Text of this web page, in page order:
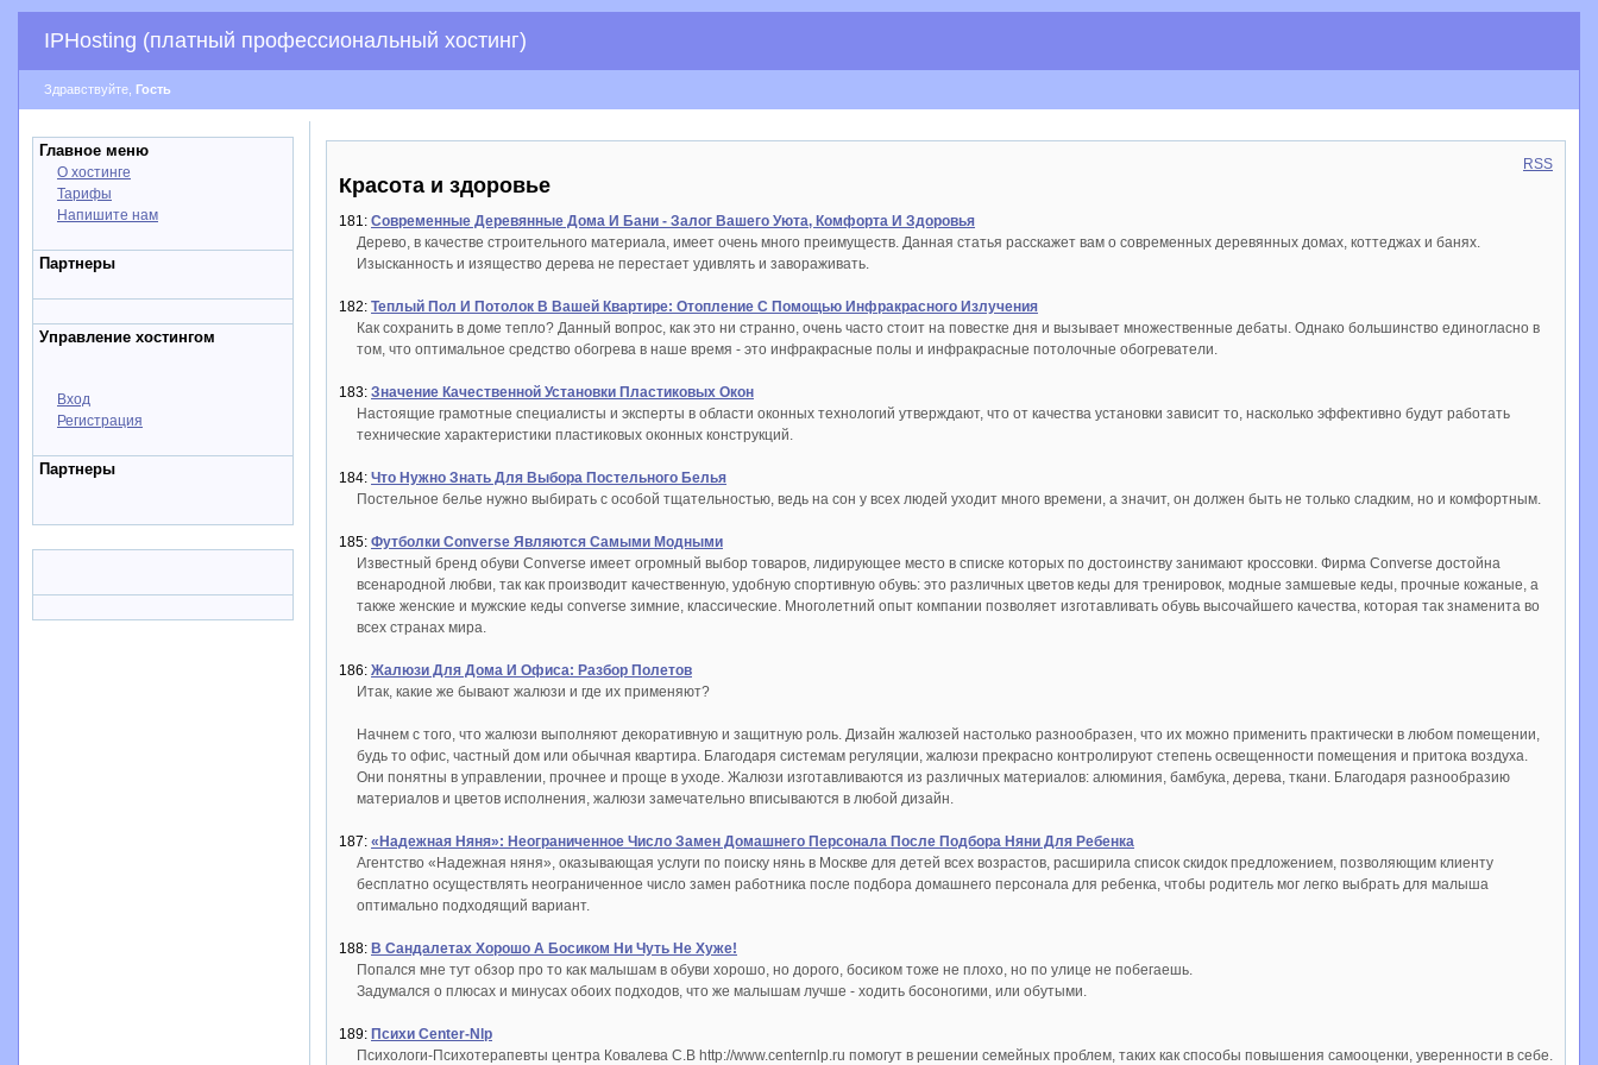
IPHosting (платный профессиональный хостинг)
Здравствуйте, Гость
Главное меню
О хостинге
Тарифы
Напишите нам
Партнеры
Управление хостингом
Вход
Регистрация
Партнеры
RSS
Красота и здоровье
181: Современные Деревянные Дома И Бани - Залог Вашего Уюта, Комфорта И Здоровья
Дерево, в качестве строительного материала, имеет очень много преимуществ. Данная статья расскажет вам о современных деревянных домах, коттеджах и банях.
Изысканность и изящество дерева не перестает удивлять и завораживать.
182: Теплый Пол И Потолок В Вашей Квартире: Отопление С Помощью Инфракрасного Излучения
Как сохранить в доме тепло? Данный вопрос, как это ни странно, очень часто стоит на повестке дня и вызывает множественные дебаты. Однако большинство единогласно в
том, что оптимальное средство обогрева в наше время - это инфракрасные полы и инфракрасные потолочные обогреватели.
183: Значение Качественной Установки Пластиковых Окон
Настоящие грамотные специалисты и эксперты в области оконных технологий утверждают, что от качества установки зависит то, насколько эффективно будут работать
технические характеристики пластиковых оконных конструкций.
184: Что Нужно Знать Для Выбора Постельного Белья
Постельное белье нужно выбирать с особой тщательностью, ведь на сон у всех людей уходит много времени, а значит, он должен быть не только сладким, но и комфортным.
185: Футболки Converse Являются Самыми Модными
Известный бренд обуви Converse имеет огромный выбор товаров, лидирующее место в списке которых по достоинству занимают кроссовки. Фирма Converse достойна
всенародной любви, так как производит качественную, удобную спортивную обувь: это различных цветов кеды для тренировок, модные замшевые кеды, прочные кожаные, а
также женские и мужские кеды converse зимние, классические. Многолетний опыт компании позволяет изготавливать обувь высочайшего качества, которая так знаменита во
всех странах мира.
186: Жалюзи Для Дома И Офиса: Разбор Полетов
Итак, какие же бывают жалюзи и где их применяют?
Начнем с того, что жалюзи выполняют декоративную и защитную роль. Дизайн жалюзей настолько разнообразен, что их можно применить практически в любом помещении,
будь то офис, частный дом или обычная квартира. Благодаря системам регуляции, жалюзи прекрасно контролируют степень освещенности помещения и притока воздуха.
Они понятны в управлении, прочнее и проще в уходе. Жалюзи изготавливаются из различных материалов: алюминия, бамбука, дерева, ткани. Благодаря разнообразию
материалов и цветов исполнения, жалюзи замечательно вписываются в любой дизайн.
187: «Надежная Няня»: Неограниченное Число Замен Домашнего Персонала После Подбора Няни Для Ребенка
Агентство «Надежная няня», оказывающая услуги по поиску нянь в Москве для детей всех возрастов, расширила список скидок предложением, позволяющим клиенту
бесплатно осуществлять неограниченное число замен работника после подбора домашнего персонала для ребенка, чтобы родитель мог легко выбрать для малыша
оптимально подходящий вариант.
188: В Сандалетах Хорошо А Босиком Ни Чуть Не Хуже!
Попался мне тут обзор про то как малышам в обуви хорошо, но дорого, босиком тоже не плохо, но по улице не побегаешь.
Задумался о плюсах и минусах обоих подходов, что же малышам лучше - ходить босоногими, или обутыми.
189: Психи Center-Nlp
Психологи-Психотерапевты центра Ковалева С.В http://www.centernlp.ru помогут в решении семейных проблем, таких как способы повышения самооценки, уверенности в себе.